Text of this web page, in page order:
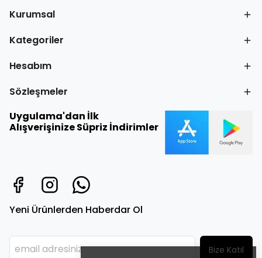
Kurumsal
Kategoriler
Hesabım
Sözleşmeler
Uygulama'dan İlk
Alışverişinize Süpriz İndirimler
Yeni Ürünlerden Haberdar Ol
Bize Katıl